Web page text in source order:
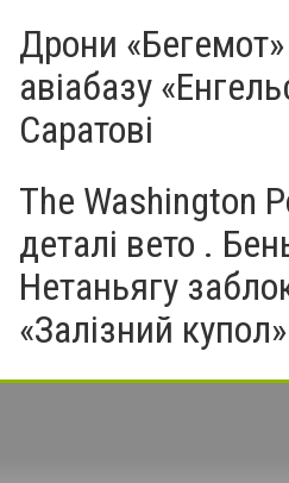
Дрони
авіабазу
Саратові
The Washington
деталі вето .
Нетаньягу
«Залізний